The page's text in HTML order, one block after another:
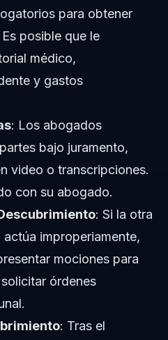
para obtener
posible que le
médico,
y gastos
: Los abogados
bajo juramento,
video o transcripciones.
con su abogado.
: Si la otra
improperiamente,
mociones para
órdenes
: Tras el